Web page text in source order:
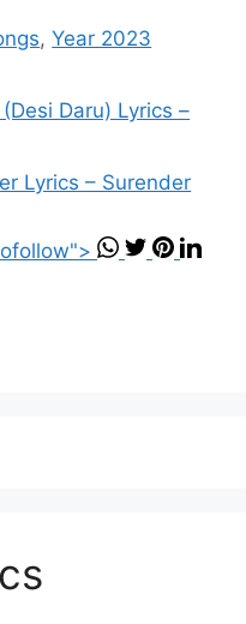
,Year 2023
Daru) Lyrics –
Lyrics – Surender